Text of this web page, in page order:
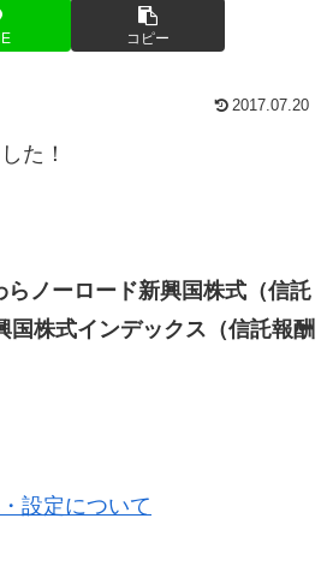
コピー
2017.07.20
た！
らノーロード新興国株式（信託
国株式インデックス（信託報酬
設定について